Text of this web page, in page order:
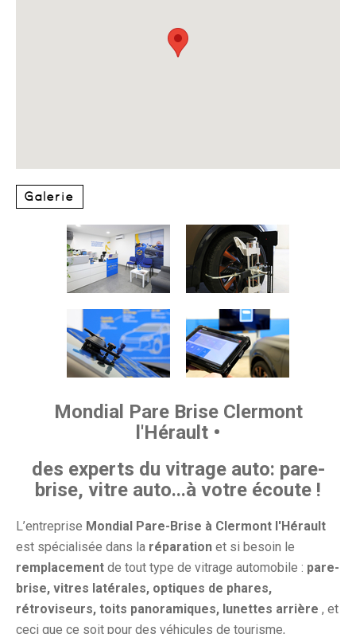
Galerie
Mondial Pare Brise Clermont
l'Hérault •
des experts du vitrage auto: pare-
brise, vitre auto...à votre écoute !
L’entreprise Mondial Pare-Brise à Clermont l'Hérault
est spécialisée dans la réparation et si besoin le
remplacement de tout type de vitrage automobile : pare-
brise, vitres latérales, optiques de phares,
rétroviseurs, toits panoramiques, lunettes arrière , et
ceci que ce soit pour des véhicules de tourisme,